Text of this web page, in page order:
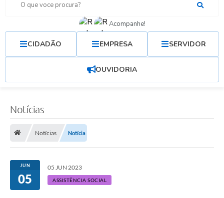
O que voce procura?
Acompanhe!
CIDADÃO EMPRESA SERVIDOR
OUVIDORIA
Notícias
Notícias Notícia
JUN
05
05 JUN 2023
ASSISTÊNCIA SOCIAL